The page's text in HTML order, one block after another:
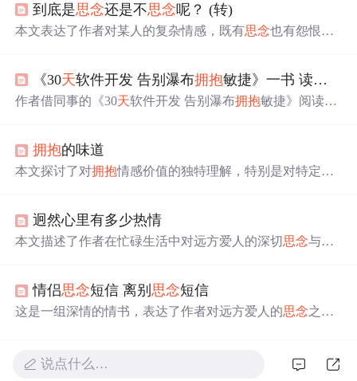
到底是思念还是不思念呢？ (转)
本文表达了作者对某人的复杂情感，既有思念也有怨恨，
《30天软件开发 告别瀑布拥抱敏捷》一书 读后总结
作者借同事的《30天软件开发 告别瀑布拥抱敏捷》阅读，
发周期内每天开每日站会。还可前往Scrum中文资料站了解
更多。
拥抱的味道
本文探讨了对拥抱情感价值的独特理解，特别是对特定人
与不舍。
迥然心里有多少热情
本文描述了作者在忙碌生活中对远方爱人的深切思念与牵
情侣思念短信 离别思念短信
这是一组深情的情书，表达了作者对远方爱人的思念之
说点什么…